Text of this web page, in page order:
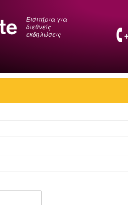
Εισιτήρια για
διεθνείς
εκδηλώσεις